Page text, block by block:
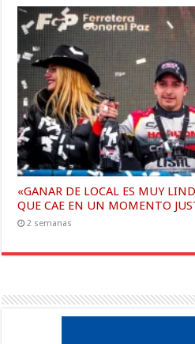
«GANAR DE LOCAL ES MUY
QUE CAE EN UN MOMENTO
2 semanas